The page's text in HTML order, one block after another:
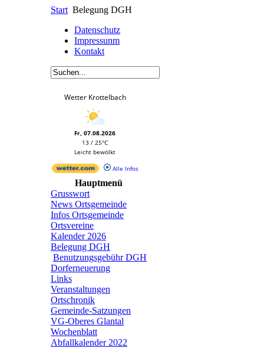
Start Belegung DGH
Datenschutz
Impressunm
Kontakt
Wetter Krottelbach
Fr, 07.08.2026
13 / 25°C
Leicht bewölkt
Alle Infos
Hauptmenü
Grusswort
News Ortsgemeinde
Infos Ortsgemeinde
Ortsvereine
Kalender 2026
Belegung DGH
Benutzungsgebühr DGH
Dorferneuerung
Links
Veranstaltungen
Ortschronik
Gemeinde-Satzungen
VG-Oberes Glantal
Wochenblatt
Abfallkalender 2022